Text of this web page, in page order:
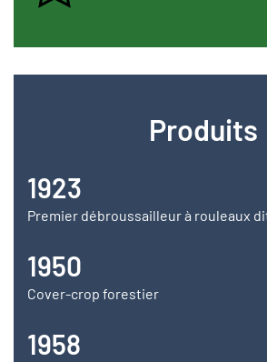
Produits
1923
Premier débroussailleur à rouleaux
1950
Cover-crop forestier
1958